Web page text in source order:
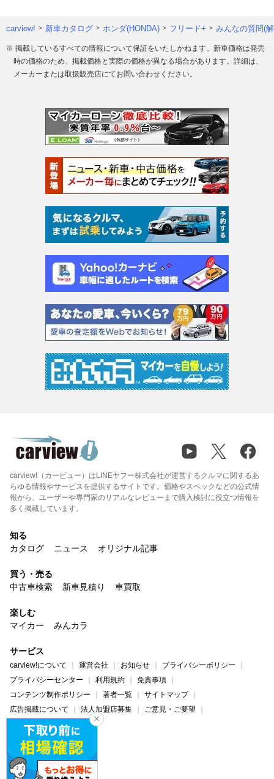
carview! 新車カタログ ホンダ(HONDA) フリード+ みんなの質問(
※ 掲載しているすべての情報について保証をいたしかねます。新車価格は発売
時の価格のため、掲載価格と実際の価格が異なる場合があります。詳細は、
メーカーまたは取扱販売店にてお問い合わせください。
carview!（カービュー）はLINEヤフー株式会社が運営するクルマに関するあ
らゆる情報やサービスを提供するサイトです。価格やスペックなどの公式情
報から、ユーザーや専門家のリアルなレビューまで購入検討に役立つ情報を
多く掲載しています。
知る
カタログ
ニュース オリジナル記事
買う・売る
中古車検索
新車見積り 車買取
楽しむ
マイカー
みんカラ
サービス
carview!について 運営会社 お知らせ
プライバシーポリシー
プライバシーセンター
利用規約
免責事項
コンテンツ制作ポリシー
著者一覧
サイトマップ
広告掲載について
法人加盟店募集
ご意見・ご要望
ヘルプ・お問い合わせ
carview! Yahoo! JAPAN